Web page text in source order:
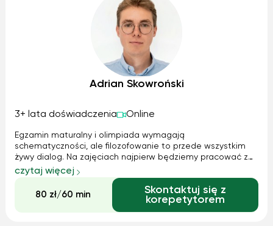
Adrian Skowroński
3+ lata doświadczenia Online
Egzamin maturalny i olimpiada wymagają
schematyczności, ale filozofowanie to przede wszystkim
żywy dialog. Na zajęciach najpierw będziemy pracować z
Twoimi pytaniami i wątpliwościami wokół omawianych
zagadnień, a następnie przełożymy to na przejrzyste mapy
myśli oraz notatki w chmurze. Zapewniam elastyczne
podejście i przestrzeń na własne tempo. Pomagam w: •
Maturze rozszerzonej z filozofii • Olimpiadzie Filozoficznej
czytaj więcej
80 zł/60 min
Skontaktuj się z
korepetytorem